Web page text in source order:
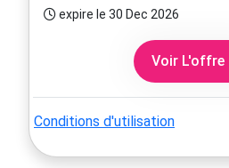
expire le 30 Dec 2026
Voir L'offre
Conditions d'utilisation